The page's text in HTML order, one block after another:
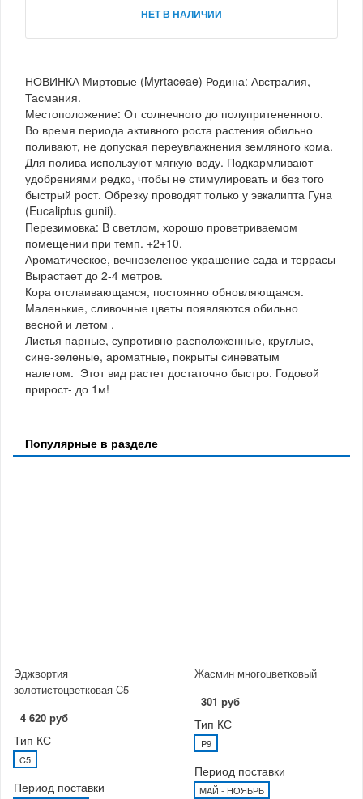
НЕТ В НАЛИЧИИ
НОВИНКА Миртовые (Myrtaceae) Родина: Австралия,
Тасмания.
Местоположение: От солнечного до полупритененного.
Во время периода активного роста растения обильно
поливают, не допуская переувлажнения земляного кома.
Для полива используют мягкую воду. Подкармливают
удобрениями редко, чтобы не стимулировать и без того
быстрый рост. Обрезку проводят только у эвкалипта Гуна
(Eucaliptus gunii).
Перезимовка: В светлом, хорошо проветриваемом
помещении при темп. +2+10.
Ароматическое, вечнозеленое украшение сада и террасы
Вырастает до 2-4 метров.
Кора отслаивающаяся, постоянно обновляющаяся.
Маленькие, сливочные цветы появляются обильно
весной и летом .
Листья парные, супротивно расположенные, круглые,
сине-зеленые, ароматные, покрыты синеватым
налетом. Этот вид растет достаточно быстро. Годовой
прирост- до 1м!
Популярные в разделе
Эджвортия
золотистоцветковая C5
4 620 руб
Тип КС
C5
Период поставки
Жасмин многоцветковый
301 руб
Тип КС
P9
Период поставки
МАЙ - НОЯБРЬ